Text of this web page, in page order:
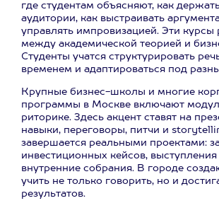
где студентам объясняют, как
аудитории, как выстраивать
управлять импровизацией. Эти курсы
между академической теорией и
Студенты учатся структурировать
временем и адаптироваться под
Крупные бизнес-школы и многие
программы в Москве включают
риторике. Здесь акцент ставят на
навыки, переговоры, питчи и
завершается реальными проектами:
инвестиционных кейсов,
внутренние собрания. В городе
учить не только говорить, но и
результатов.